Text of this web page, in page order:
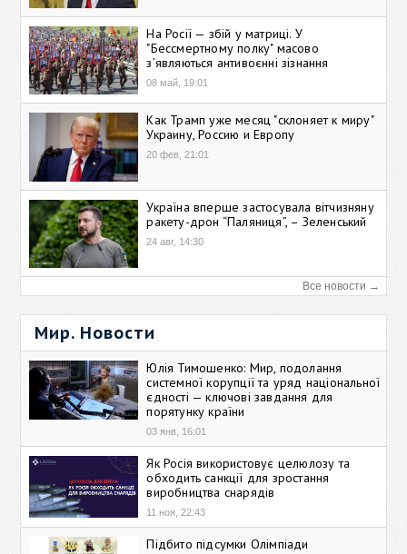
На Росії — збій у матриці. У
"Бессмертному полку" масово
зʼявляються антивоєнні зізнання
08 май, 19:01
Как Трамп уже месяц "склоняет к миру"
Украину, Россию и Европу
20 фев, 21:01
Україна вперше застосувала вітчизняну
ракету-дрон “Паляниця”, – Зеленський
24 авг, 14:30
Все новости →
Мир. Новости
Юлія Тимошенко: Мир, подолання
системної корупції та уряд національної
єдності — ключові завдання для
порятунку країни
03 янв, 16:01
Як Росія використовує целюлозу та
обходить санкції для зростання
виробництва снарядів
11 ноя, 22:43
Підбито підсумки Олімпіади